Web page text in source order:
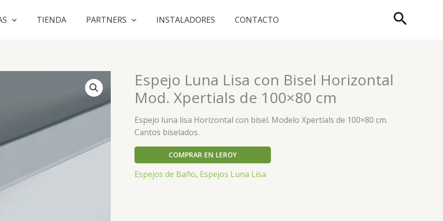
TIENDA PARTNERS INSTALADORES CONTACTO Buscar
Espejo Luna Lisa con Bisel Horizontal
Mod. Xpertials de 100×80 cm
Espejo luna lisa Horizontal con bisel. Modelo Xpertials de 100×80 cm.
Cantos biselados.
COMPRAR EN LEROY
Espejos de Baño, Espejos Luna Lisa